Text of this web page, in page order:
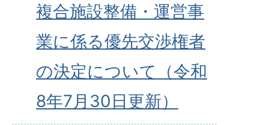
複合施設整備・運営事
業に係る優先交渉権者
の決定について（令和
8年7月30日更新）